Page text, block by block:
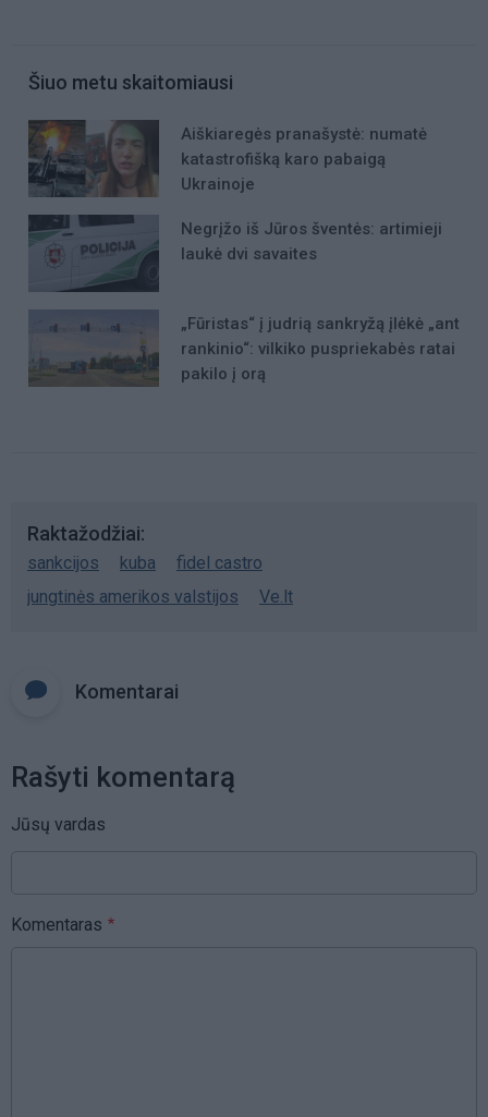
Šiuo metu skaitomiausi
Aiškiaregės pranašystė: numatė
katastrofišką karo pabaigą
Ukrainoje
Negrįžo iš Jūros šventės: artimieji
laukė dvi savaites
„Fūristas“ į judrią sankryžą įlėkė „ant
rankinio“: vilkiko puspriekabės ratai
pakilo į orą
Raktažodžiai
sankcijos kuba
fidel castro
jungtinės amerikos valstijos
Ve.lt
Komentarai
Rašyti komentarą
Jūsų vardas
Komentaras